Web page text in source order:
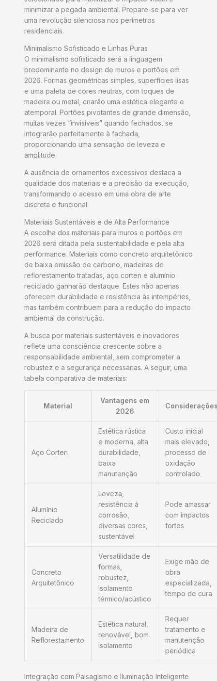
minimizar a pegada ambiental. Prepare-se para ver
uma revolução silenciosa nos perímetros
residenciais.
Minimalismo Sofisticado e Linhas Puras
O minimalismo sofisticado será a linguagem
predominante no design de muros e portões em
2026. Formas geométricas simples, superfícies lisas
e uma paleta de cores neutras, com toques de
madeira ou metal, criarão uma estética elegante e
atemporal. Portões pivotantes de grande dimensão,
muitas vezes “invisíveis” quando fechados, se
integrarão perfeitamente à fachada,
proporcionando uma sensação de leveza e
amplitude.
A ausência de ornamentos excessivos destaca a
qualidade dos materiais e a precisão da execução,
transformando o acesso em uma obra de arte
discreta e funcional.
Materiais Sustentáveis e de Alta Performance
A escolha dos materiais para muros e portões em
2026 será ditada pela sustentabilidade e pela alta
performance. Materiais como concreto arquitetônico
de baixa emissão de carbono, madeiras de
reflorestamento tratadas, aço corten e alumínio
reciclado ganharão destaque. Estes não apenas
oferecem durabilidade e resistência às intempéries,
mas também contribuem para a redução do impacto
ambiental da construção.
A busca por materiais sustentáveis e inovadores
reflete uma consciência crescente sobre a
responsabilidade ambiental, sem comprometer a
robustez e a segurança necessárias. A seguir, uma
tabela comparativa de materiais:
Material
Vantagens em
2026
Aço Corten
Estética rústica
e moderna, alta
durabilidade,
baixa
manutenção
Custo inicial
mais elevado,
processo de
oxidação
controlado
Alumínio
Reciclado
Leveza,
resistência à
corrosão,
diversas cores,
sustentável
Pode amassar
com impactos
fortes
Concreto
Arquitetônico
Versatilidade de
formas,
robustez,
isolamento
térmico/acústico
Exige mão de
obra
especializada,
tempo de cura
Madeira de
Reflorestamento
Estética natural,
renovável, bom
isolamento
Requer
tratamento e
manutenção
periódica
Integração com Paisagismo e Iluminação Inteligente